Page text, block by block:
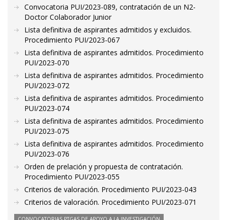
Convocatoria PUI/2023-089, contratación de un N2-
Doctor Colaborador Junior
Lista definitiva de aspirantes admitidos y excluidos.
Procedimiento PUI/2023-067
Lista definitiva de aspirantes admitidos. Procedimiento
PUI/2023-070
Lista definitiva de aspirantes admitidos. Procedimiento
PUI/2023-072
Lista definitiva de aspirantes admitidos. Procedimiento
PUI/2023-074
Lista definitiva de aspirantes admitidos. Procedimiento
PUI/2023-075
Lista definitiva de aspirantes admitidos. Procedimiento
PUI/2023-076
Orden de prelación y propuesta de contratación.
Procedimiento PUI/2023-055
Criterios de valoración. Procedimiento PUI/2023-043
Criterios de valoración. Procedimiento PUI/2023-071